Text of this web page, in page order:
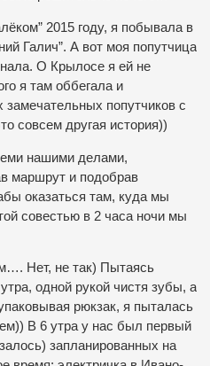
2015 году, я побывала в
Галич”. А вот моя попутчица
О Крылосе я ей не
я там оббегала и
попутчиков с
совсем другая история))
нашими делами,
маршрут и подобрав
оказаться там, куда мы
совестью в 2 часа ночи мы
Нет, не так) Пытаясь
одной рукой чистя зубы, а
рюкзак, я пыталась
В 6 утра у нас был первый
запланированных на